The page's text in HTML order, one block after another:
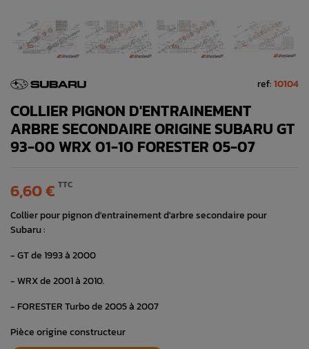
ref:10104
COLLIER PIGNON D'ENTRAINEMENT
ARBRE SECONDAIRE ORIGINE SUBARU GT
93-00 WRX 01-10 FORESTER 05-07
6,60 € TTC
Collier pour pignon d'entrainement d'arbre secondaire pour
Subaru :
- GT de 1993 à 2000
- WRX de 2001 à 2010.
- FORESTER Turbo de 2005 à 2007
Pièce origine constructeur